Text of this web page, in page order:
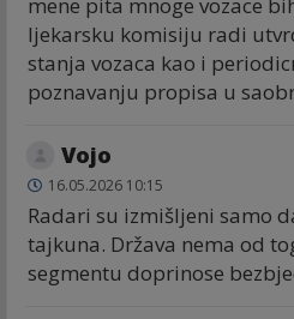
mene pita mnoge vozace
ljekarsku komisiju radi
stanja vozaca kao i
poznavanju propisa u
Vojo
16.05.2026 10:15
Radari su izmišljeni samo
tajkuna. Država nema od
segmentu doprinose